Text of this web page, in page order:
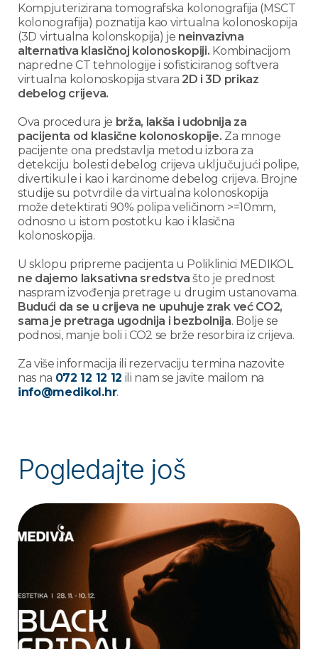
Kompjuterizirana tomografska kolonografija (MSCT
kolonografija) poznatija kao virtualna kolonoskopija
(3D virtualna kolonskopija) je neinvazivna
alternativa klasičnoj kolonoskopiji. Kombinacijom
napredne CT tehnologije i sofisticiranog softvera
virtualna kolonoskopija stvara2D i 3D prikaz
debelog crijeva.
Ova procedura je brža, lakša i udobnija za
pacijenta od klasične kolonoskopije. Za mnoge
pacijente ona predstavlja metodu izbora za
detekciju bolesti debelog crijeva uključujući polipe,
divertikule i kao i karcinome debelog crijeva. Brojne
studije su potvrdile da virtualna kolonoskopija
može detektirati 90% polipa veličinom >=10mm,
odnosno u istom postotku kao i klasična
kolonoskopija.
U sklopu pripreme pacijenta u Poliklinici MEDIKOL
ne dajemo laksativna sredstva što je prednost
naspram izvođenja pretrage u drugim ustanovama.
Budući da se u crijeva ne upuhuje zrak već CO2,
sama je pretraga ugodnija i bezbolnija. Bolje se
podnosi, manje boli i CO2 se brže resorbira iz crijeva.
Za više informacija ili rezervaciju termina nazovite
nas na 072 12 12 12 ili nam se javite mailom na
info@medikol.hr.
Pogledajte još